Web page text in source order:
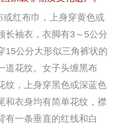
红布巾，上身穿黄色或
长袖衣，衣脚有3～5公分
15公分大形似三角裤状的
道花纹。女子头缠黑布
纹，上身穿黑色或深蓝色
和衣身均有简单花纹，襟
有一条垂直的红线和白